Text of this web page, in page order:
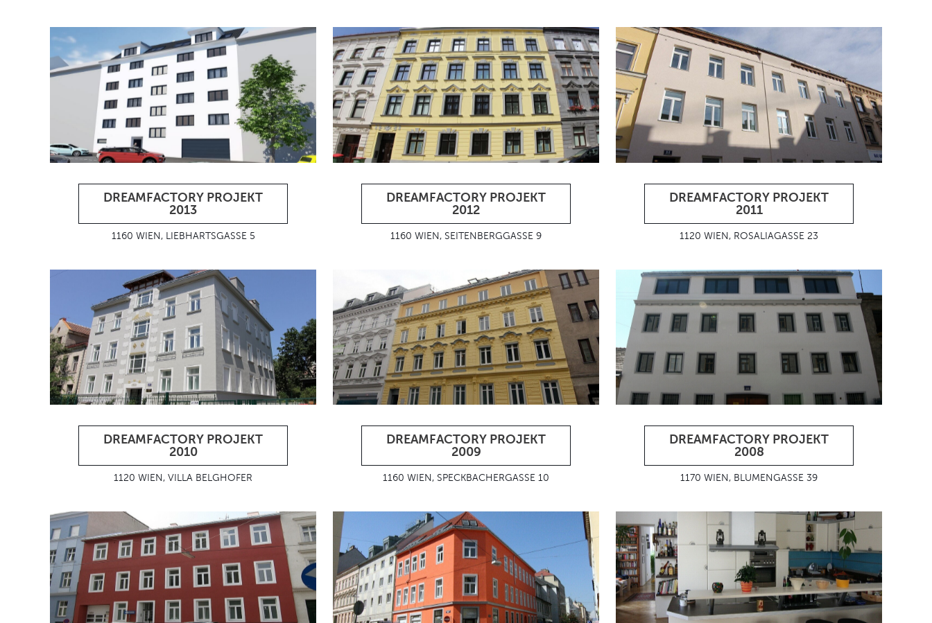
DREAMFACTORY PROJEKT
2013
1160 WIEN, LIEBHARTSGASSE 5
DREAMFACTORY PROJEKT
2012
1160 WIEN, SEITENBERGGASSE 9
DREAMFACTORY PROJEKT
2011
1120 WIEN, ROSALIAGASSE 23
DREAMFACTORY PROJEKT
2010
1120 WIEN, VILLA BELGHOFER
DREAMFACTORY PROJEKT
2009
1160 WIEN, SPECKBACHERGASSE 10
DREAMFACTORY PROJEKT
2008
1170 WIEN, BLUMENGASSE 39